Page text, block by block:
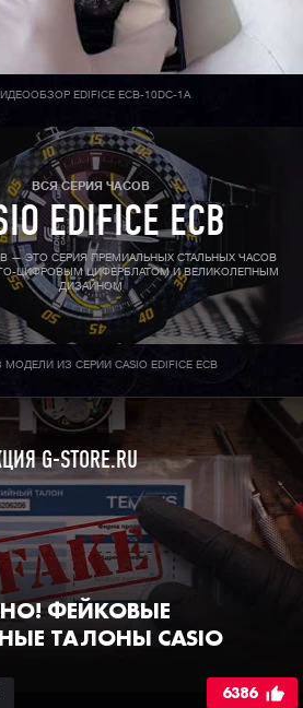
EDIFICE ECB-10DC-1A
ВСЯ СЕРИЯ ЧАСОВ
EDIFICE ECB
— ЭТО СЕРИЯ ПРЕМИАЛЬНЫХ СТАЛЬНЫХ ЧАСОВ
ЦИФРОВЫМ ЦИФЕРБЛАТОМ И ВЕЛИКОЛЕПНЫМ
ДИЗАЙНОМ
МОДЕЛИ ИЗ СЕРИИ CASIO EDIFICE ECB
G-STORE.RU
ФЕЙКОВЫЕ
ТАЛОНЫ CASIO
6386